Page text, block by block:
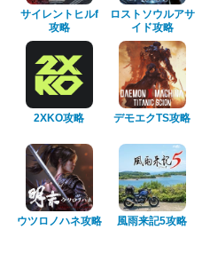
サイレントヒルf
攻略
ロストソウルアサ
イド攻略
2XKO攻略 デモエクTS攻略
ウツロノハネ攻略 風雨来記5攻略